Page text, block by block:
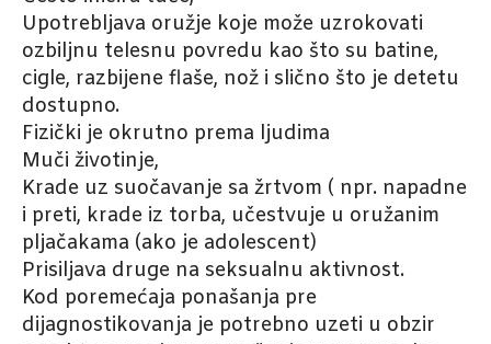
Upotrebljava oružje koje može uzrokovati
ozbiljnu telesnu povredu kao što su batine,
cigle, razbijene flaše, nož i slično što je detetu
dostupno.
Fizički je okrutno prema ljudima
Muči životinje,
Krade uz suočavanje sa žrtvom ( npr. napadne
i preti, krade iz torba, učestvuje u oružanim
pljačakama (ako je adolescent)
Prisiljava druge na seksualnu aktivnost.
Kod poremećaja ponašanja pre
dijagnostikovanja je potrebno uzeti u obzir